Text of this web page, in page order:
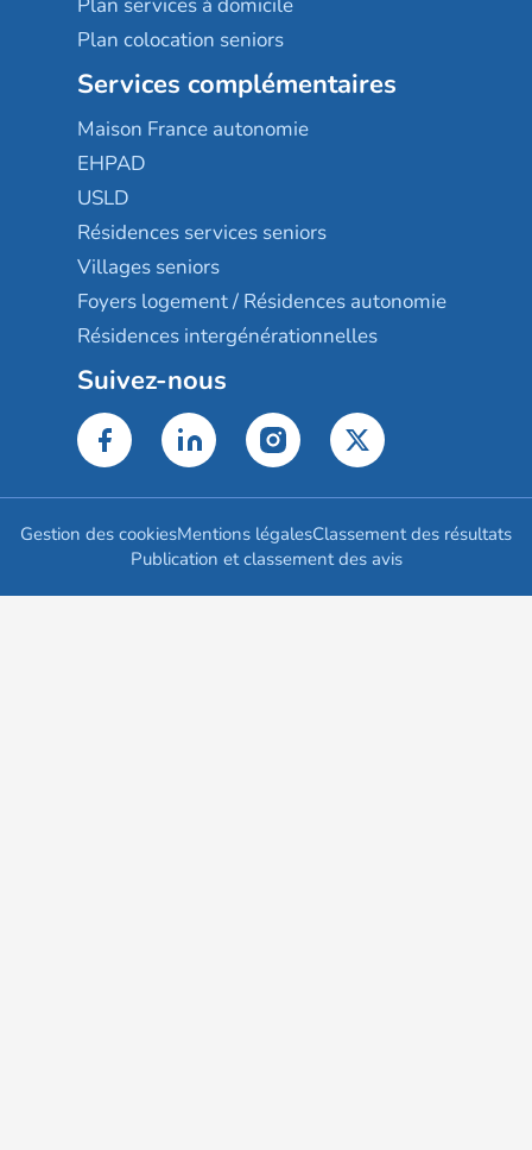
Plan colocation seniors
Services complémentaires
Maison France autonomie
EHPAD
USLD
Résidences services seniors
Villages seniors
Foyers logement / Résidences autonomie
Résidences intergénérationnelles
Suivez-nous
Gestion des cookiesMentions légalesClassement des résultats
Publication et classement des avis